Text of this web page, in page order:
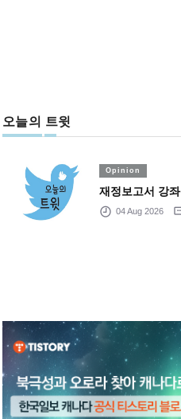
오늘의 트윗
Opinion
재정보고서 강좌
04 Aug 2026